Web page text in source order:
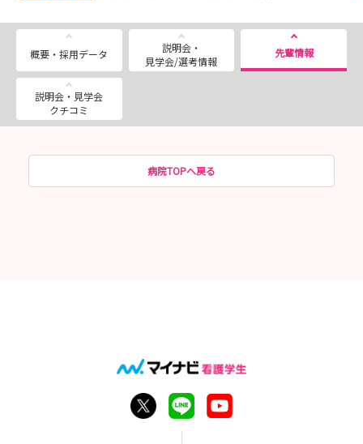
概要・採用データ
説明会・
見学会/選考情報
先輩情報
説明会・見学会
クチコミ
病院TOPへ戻る